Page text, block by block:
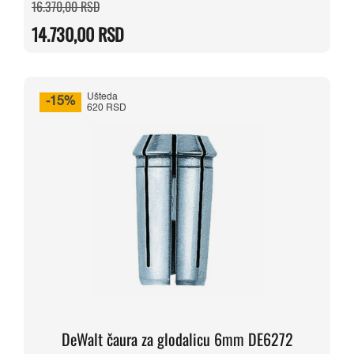
16.370,00RSDcena
bila:
16.370,00 RSD.
14.730,00RSD
cena
14.730,00 RSD.
-15%
Ušteda
620 RSD
DeWalt čaura za glodalicu 6mm DE6272